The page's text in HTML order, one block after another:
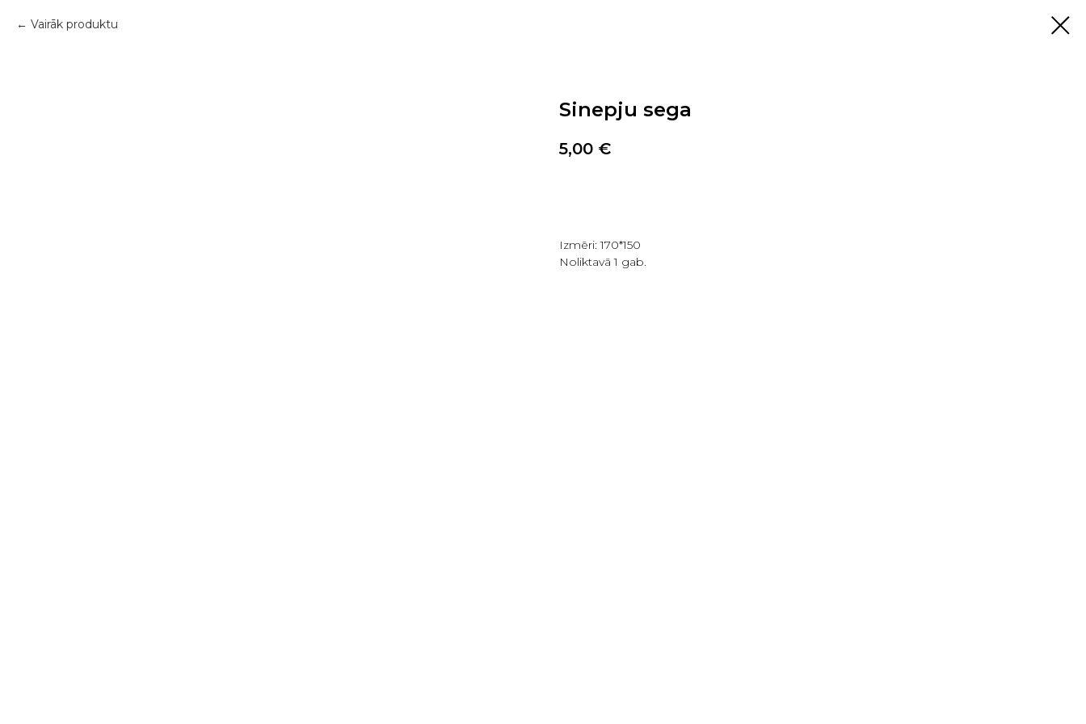
Vairāk produktu
Sinepju sega
5,00 €
Izmēri: 170*150
Noliktavā 1 gab.